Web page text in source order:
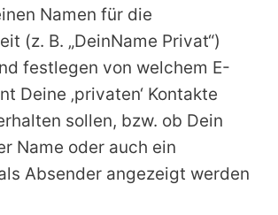
Namen für die
(z. B. „DeinName Privat“)
festlegen von welchem E-
Deine ‚privaten‘ Kontakte
sollen, bzw. ob Dein
Name oder auch ein
Absender angezeigt werden